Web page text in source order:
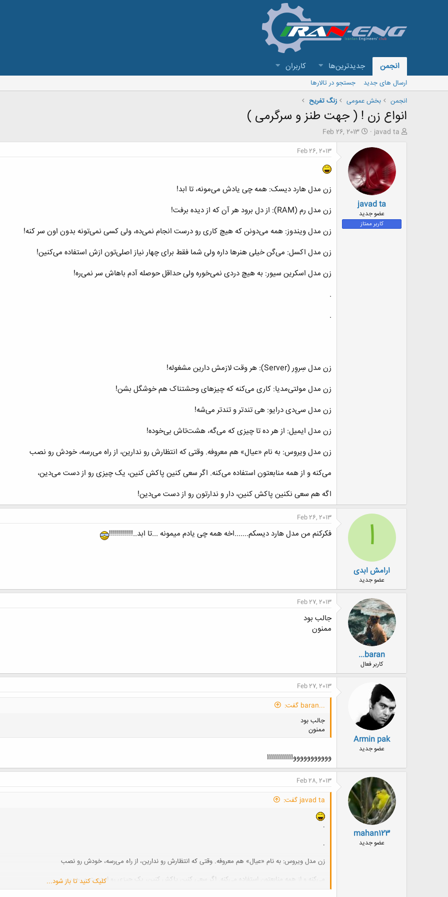
انجمن جدیدترین‌ها کاربران
ارسال های جدید
جستجو در تالارها
انجمن
بخش عمومی زنگ تفريح
انواع زن ! ( جهت طنز و سرگرمی )
ش
و
ض
javad ta
ت
ر
ی
خ
ش
ر
و
ع
Feb 26, 2013
javad ta
عضو جدید
کاربر ممتاز
Feb 26, 2013
زن مدل هارد دیسک: همه چی یادش می‌مونه، تا ابد!
زن مدل رم (RAM): از دل برود هر آن که از دیده برفت!
زن مدل ویندوز: همه می‌دونن که هیچ کاری رو درست انجام نمی‌ده، ولی کسی نمی‌تونه بدون اون سر کنه!
زن مدل اکسل: می‌گن خیلی هنرها داره ولی شما فقط برای چهار نیاز اصلی‌تون ازش استفاده می‌کنین!
زن مدل اسکرین سیور: به هیچ دردی نمی‌خوره ولی حداقل حوصله آدم باهاش سر نمی‌ره!
.
.
زن مدل سِروِر (Server): هر وقت لازمش دارین مشغوله!
زن مدل مولتی‌مدیا: کاری می‌کنه که چیزهای وحشتناک هم خوشگل بشن!
زن مدل سی‌دی درایو: هی تندتر و تندتر می‌شه!
زن مدل ایمیل: از هر ده ‌تا چیزی که می‌گه، هشت‌تاش بی‌خوده!
زن مدل ویروس: به نام «عیال» هم معروفه. وقتی که انتظارش رو ندارین، از راه می‌رسه، خودش رو نصب
می‌کنه و از همه منابعتون استفاده می‌کنه. اگر سعی کنین پاکش کنین، یک چیزی رو از دست می‌دین،
اگه هم سعی نکنین پاکش کنین، دار و ندارتون رو از دست می‌دین!
ا
ارامش ابدی
عضو جدید
Feb 26, 2013
فکرکنم من مدل هارد دیسکم.......اخه همه چی یادم میمونه ...تا ابد..!!!!!!!!!!!!
...baran
کاربر فعال
Feb 27, 2013
جالب بود
ممنون
Armin pak
عضو جدید
Feb 27, 2013
...baran گفت:
جالب بود
ممنون
وووووووووووااااااااااااا
mahan123
عضو جدید
Feb 28, 2013
javad ta گفت:
.
.
زن مدل ویروس: به نام «عیال» هم معروفه. وقتی که انتظارش رو ندارین، از راه می‌رسه، خودش رو نصب
می‌کنه و از همه منابعتون استفاده می‌کنه. اگر سعی کنین پاکش کنین، یک چیزی رو از دست می‌دین،
کلیک کنید تا باز شود...